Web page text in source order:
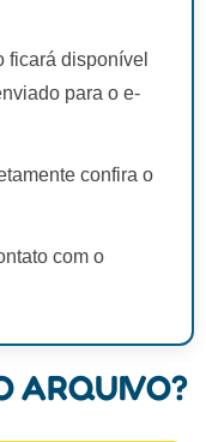
ficará disponível
para o e-
confira o
com o
ARQUIVO?